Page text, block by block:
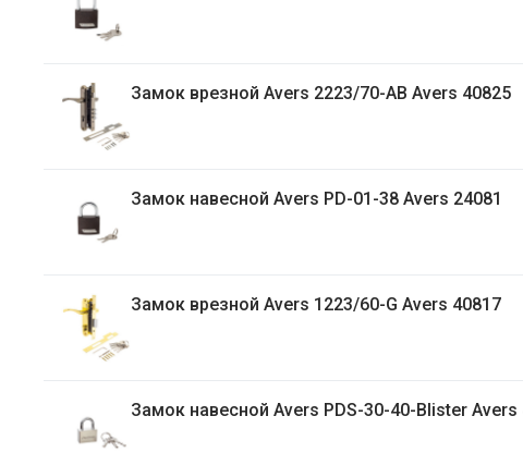
Замок врезной Avers 2223/70-AB Avers 40825
Замок навесной Avers PD-01-38 Avers 24081
Замок врезной Avers 1223/60-G Avers 40817
Замок навесной Avers PDS-30-40-Blister Avers